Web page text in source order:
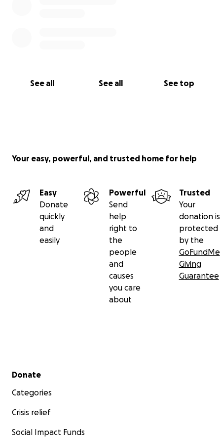
See all See all See top
Your easy, powerful, and trusted home for help
Easy
Donate
quickly
and
easily
Powerful
Send
help
right to
the
people
and
causes
you care
about
Trusted
Your
donation is
protected
by the
GoFundMe
Giving
Guarantee
Secondary menu
Donate
Categories
Crisis relief
Social Impact Funds